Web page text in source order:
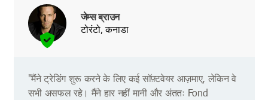
जेम्स ब्राउन
टोरंटो, कनाडा
"मैंने ट्रेडिंग शुरू करने के लिए कई सॉफ़्टवेयर आज़माए, लेकिन वे
सभी असफल रहे। मैंने हार नहीं मानी और अंततः Fond